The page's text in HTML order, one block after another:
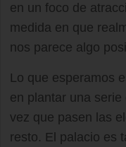
en un foco de
medida en que
nos parece algo
Lo que esperamos
en plantar una
vez que pasen las
resto. El palacio es